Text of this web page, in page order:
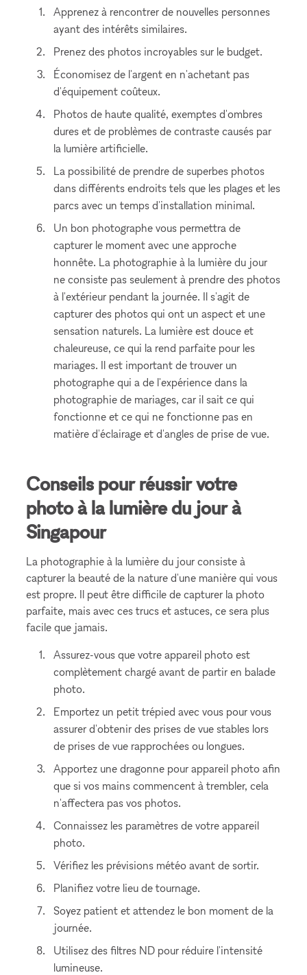
Apprenez à rencontrer de nouvelles personnes
ayant des intérêts similaires.
Prenez des photos incroyables sur le budget.
Économisez de l'argent en n'achetant pas
d'équipement coûteux.
Photos de haute qualité, exemptes d'ombres
dures et de problèmes de contraste causés par
la lumière artificielle.
La possibilité de prendre de superbes photos
dans différents endroits tels que les plages et les
parcs avec un temps d'installation minimal.
Un bon photographe vous permettra de
capturer le moment avec une approche
honnête. La photographie à la lumière du jour
ne consiste pas seulement à prendre des photos
à l'extérieur pendant la journée. Il s'agit de
capturer des photos qui ont un aspect et une
sensation naturels. La lumière est douce et
chaleureuse, ce qui la rend parfaite pour les
mariages. Il est important de trouver un
photographe qui a de l'expérience dans la
photographie de mariages, car il sait ce qui
fonctionne et ce qui ne fonctionne pas en
matière d'éclairage et d'angles de prise de vue.
Conseils pour réussir votre
photo à la lumière du jour à
Singapour
La photographie à la lumière du jour consiste à
capturer la beauté de la nature d'une manière qui vous
est propre. Il peut être difficile de capturer la photo
parfaite, mais avec ces trucs et astuces, ce sera plus
facile que jamais.
Assurez-vous que votre appareil photo est
complètement chargé avant de partir en balade
photo.
Emportez un petit trépied avec vous pour vous
assurer d'obtenir des prises de vue stables lors
de prises de vue rapprochées ou longues.
Apportez une dragonne pour appareil photo afin
que si vos mains commencent à trembler, cela
n'affectera pas vos photos.
Connaissez les paramètres de votre appareil
photo.
Vérifiez les prévisions météo avant de sortir.
Planifiez votre lieu de tournage.
Soyez patient et attendez le bon moment de la
journée.
Utilisez des filtres ND pour réduire l'intensité
lumineuse.